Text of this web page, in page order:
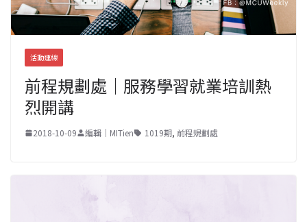
活動連線
前程規劃處｜服務學習就業培訓熱
烈開講
2018-10-09 編輯｜MITien 1019期, 前程規劃處